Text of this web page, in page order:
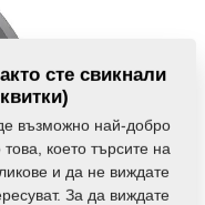
сте свикнали
възможно най-добро
което търсите на
и да не виждате
За да виждате